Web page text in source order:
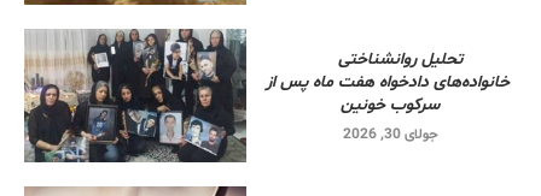
تحلیل روانشناختی
خانواده‌های دادخواه هفت ماه پس از
سرکوب خونین
جولای 30, 2026